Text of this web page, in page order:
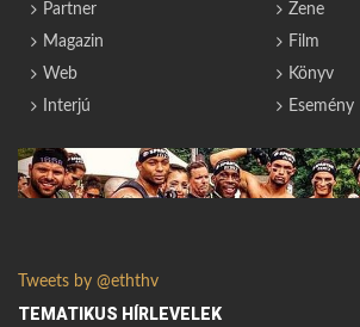
Partner
Magazin
Web
Interjú
Zene
Film
Könyv
Esemény
Tweets by @eththv
TEMATIKUS HÍRLEVELEK